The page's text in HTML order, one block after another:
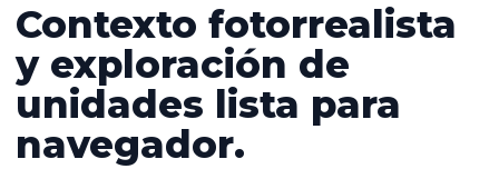
Contexto fotorrealista
y exploración de
unidades lista para
navegador.